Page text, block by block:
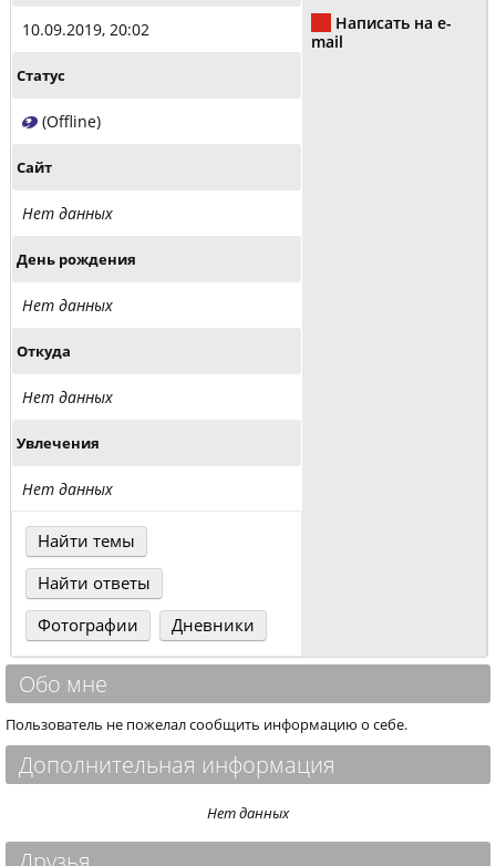
Написать на e-
mail
10.09.2019, 20:02
Статус
(Offline)
Сайт
Нет данных
День рождения
Нет данных
Откуда
Нет данных
Увлечения
Нет данных
Найти темы
Найти ответы
Фотографии
Дневники
Обо мне
Пользователь не пожелал сообщить информацию о себе.
Дополнительная информация
Нет данных